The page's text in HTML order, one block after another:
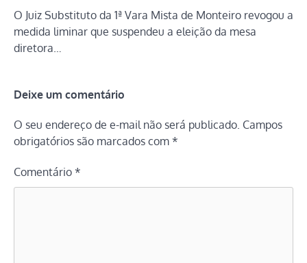
O Juiz Substituto da 1ª Vara Mista de Monteiro revogou a
medida liminar que suspendeu a eleição da mesa
diretora…
Deixe um comentário
O seu endereço de e-mail não será publicado. Campos
obrigatórios são marcados com *
Comentário *